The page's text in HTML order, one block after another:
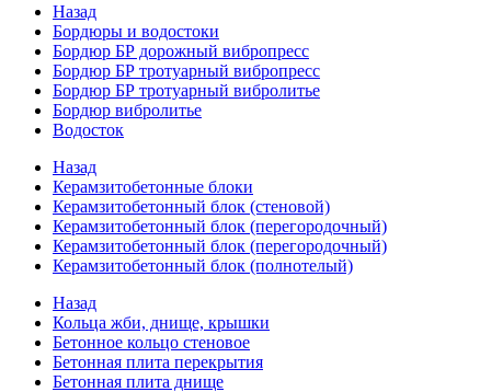
Назад
Бордюры и водостоки
Бордюр БР дорожный вибропресс
Бордюр БР тротуарный вибропресс
Бордюр БР тротуарный вибролитье
Бордюр вибролитье
Водосток
Назад
Керамзитобетонные блоки
Керамзитобетонный блок (стеновой)
Керамзитобетонный блок (перегородочный)
Керамзитобетонный блок (перегородочный)
Керамзитобетонный блок (полнотелый)
Назад
Кольца жби, днище, крышки
Бетонное кольцо стеновое
Бетонная плита перекрытия
Бетонная плита днище